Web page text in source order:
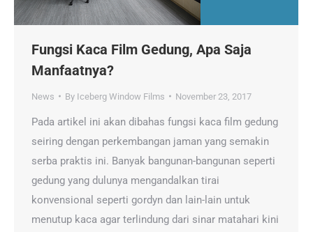
Fungsi Kaca Film Gedung, Apa Saja
Manfaatnya?
News By Iceberg Window Films November 23, 2017
Pada artikel ini akan dibahas fungsi kaca film gedung
seiring dengan perkembangan jaman yang semakin
serba praktis ini. Banyak bangunan-bangunan seperti
gedung yang dulunya mengandalkan tirai
konvensional seperti gordyn dan lain-lain untuk
menutup kaca agar terlindung dari sinar matahari kini